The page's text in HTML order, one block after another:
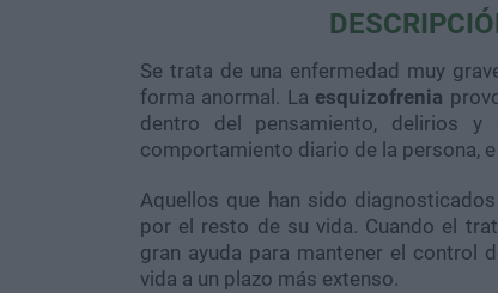
Se trata de una enfermedad muy
forma anormal. La esquizofrenia
dentro del pensamiento, delirios y
comportamiento diario de la persona,
Aquellos que han sido
por el resto de su vida. Cuando el
gran ayuda para mantener el control
vida a un plazo más extenso.